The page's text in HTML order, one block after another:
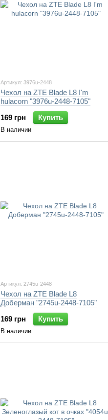
Артикул: 3976u-2448
Чехол на ZTE Blade L8 I'm
hulacorn "3976u-2448-7105"
169 грн
Купить
В наличии
Артикул: 2745u-2448
Чехол на ZTE Blade L8
Доберман "2745u-2448-7105"
169 грн
Купить
В наличии